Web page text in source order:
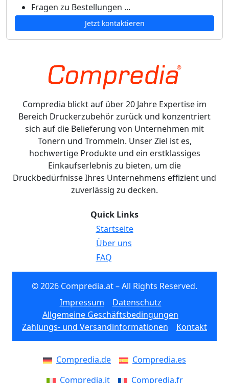
Fragen zu Bestellungen ...
Jetzt kontaktieren
Compredia blickt auf über 20 Jahre Expertise im
Bereich Druckerzubehör zurück und konzentriert
sich auf die Belieferung von Unternehmen mit
Tonern und Trommeln. Unser Ziel ist es,
hochwertige Produkte und ein erstklassiges
Einkaufserlebnis zu bieten, um die
Druckbedürfnisse Ihres Unternehmens effizient und
zuverlässig zu decken.
Quick Links
Startseite
Über uns
FAQ
© 2026 Compredia.at – All Rights Reserved.
Impressum
Datenschutz
Allgemeine Geschäftsbedingungen
Zahlungs- und Versandinformationen
Kontakt
Compredia.de
Compredia.es
Compredia.it
Compredia.fr